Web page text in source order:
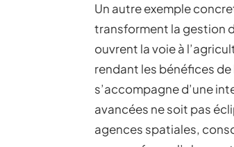
Un autre exemple
transforment la gestion
ouvrent la voie à
rendant les bénéfices de
s’accompagne d’une
avancées ne soit pas
agences spatiales,